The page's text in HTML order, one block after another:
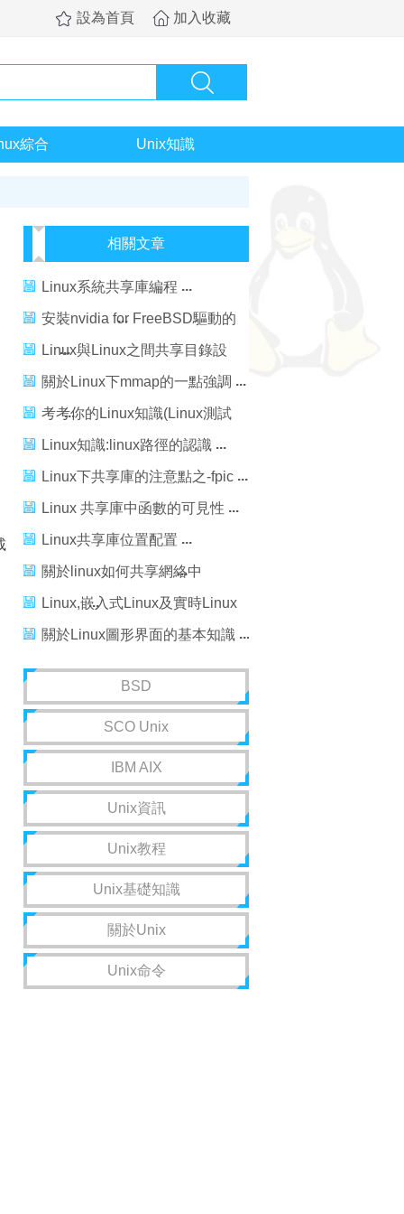
設為首頁 加入收藏
綜合 Unix知識
相關文章
Linux系統共享庫編程
安裝nvidia for FreeBSD驅動的
一點兒注解
Linux與Linux之間共享目錄設
置
關於Linux下mmap的一點強調
考考你的Linux知識(Linux測試
題)
Linux知識:linux路徑的認識
Linux下共享庫的注意點之-fpic
Linux 共享庫中函數的可見性
Linux共享庫位置配置
關於linux如何共享網絡中
Windows的共享文件
Linux,嵌入式Linux及實時Linux
的概念
關於Linux圖形界面的基本知識
BSD
SCO Unix
IBM AIX
Unix資訊
Unix教程
Unix基礎知識
關於Unix
Unix命令